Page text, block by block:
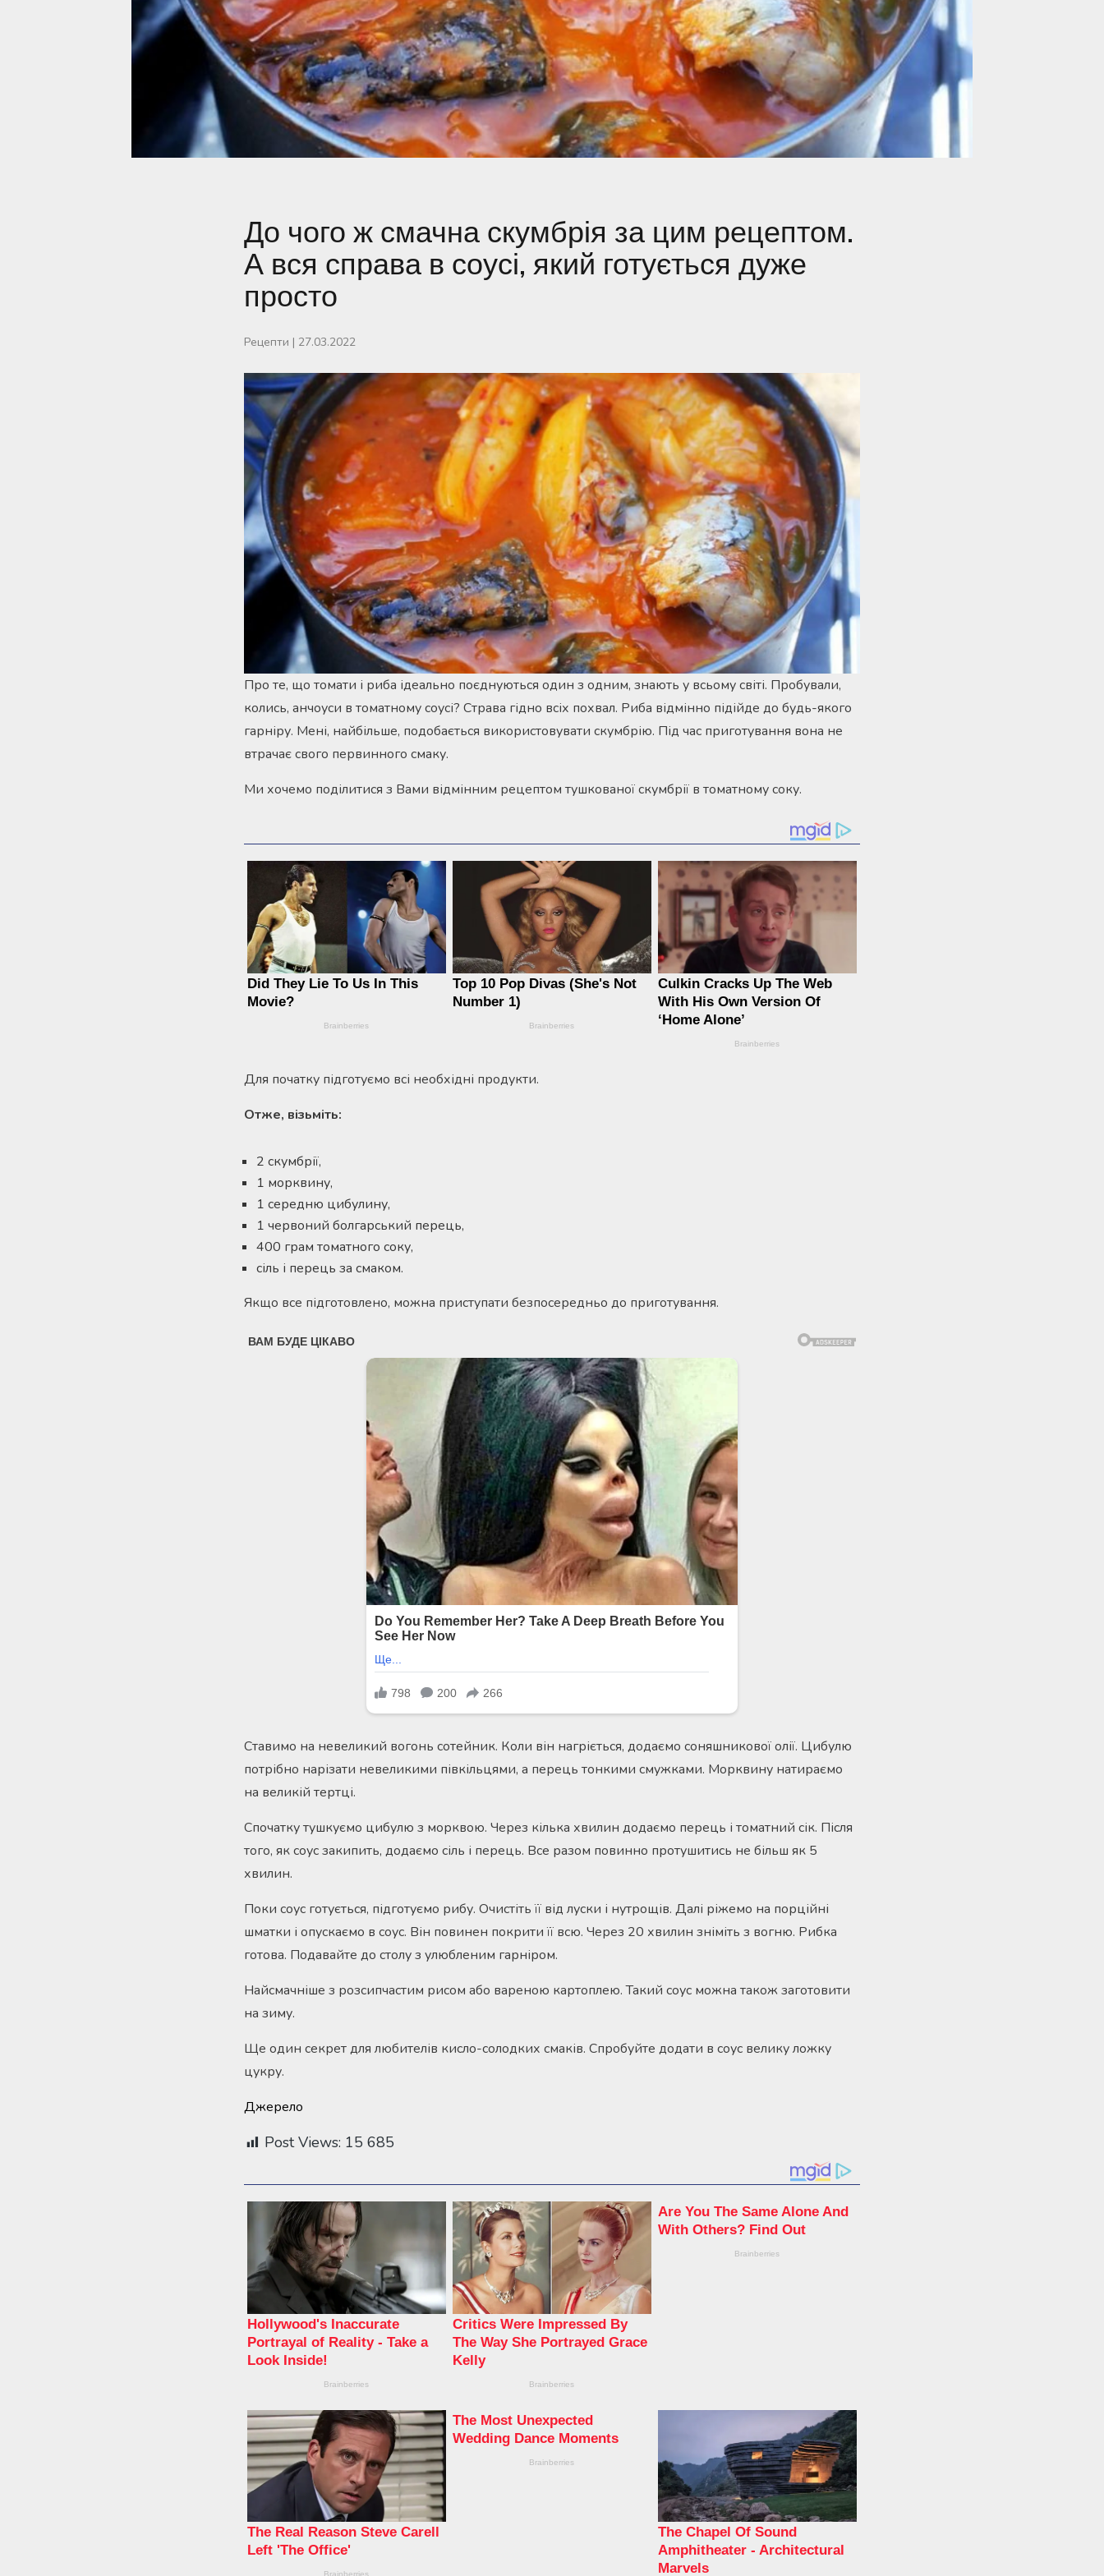
До чого ж смачна скумбрія за цим рецептом.
А вся справа в соусі, який готується дуже
просто
Рецепти | 27.03.2022
Про те, що томати і риба ідеально поєднуються один з одним, знають у всьому світі. Пробували,
колись, анчоуси в томатному соусі? Страва гідно всіх похвал. Риба відмінно підійде до будь-якого
гарніру. Мені, найбільше, подобається використовувати скумбрію. Під час приготування вона не
втрачає свого первинного смаку.
Ми хочемо поділитися з Вами відмінним рецептом тушкованої скумбрії в томатному соку.
Для початку підготуємо всі необхідні продукти.
Отже, візьміть:
2 скумбрії,
1 морквину,
1 середню цибулину,
1 червоний болгарський перець,
400 грам томатного соку,
сіль і перець за смаком.
Якщо все підготовлено, можна приступати безпосередньо до приготування.
Ставимо на невеликий вогонь сотейник. Коли він нагріється, додаємо соняшникової олії. Цибулю
потрібно нарізати невеликими півкільцями, а перець тонкими смужками. Морквину натираємо
на великій тертці.
Спочатку тушкуємо цибулю з морквою. Через кілька хвилин додаємо перець і томатний сік. Після
того, як соус закипить, додаємо сіль і перець. Все разом повинно протушитись не більш як 5
хвилин.
Поки соус готується, підготуємо рибу. Очистіть її від луски і нутрощів. Далі ріжемо на порційні
шматки і опускаємо в соус. Він повинен покрити її всю. Через 20 хвилин зніміть з вогню. Рибка
готова. Подавайте до столу з улюбленим гарніром.
Найсмачніше з розсипчастим рисом або вареною картоплею. Такий соус можна також заготовити
на зиму.
Ще один секрет для любителів кисло-солодких смаків. Спробуйте додати в соус велику ложку
цукру.
Джерело
Post Views: 15 685